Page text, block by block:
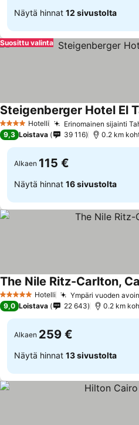
Näytä hinnat 12 sivustolta
Suosittu valinta
4 Tähtiluokitus
Hotelli Erinomainen sijainti
Steigenberger Hotel El
9,3 Loistava 39 116 0.2 km
Alkaen 115 €
Näytä hinnat 16 sivustolta
5 Tähtiluokitus
Hotelli Ympäri vuoden
The Nile Ritz-Carlton,
9,0 Loistava 22 643 0.2 km
Alkaen 259 €
Näytä hinnat 13 sivustolta